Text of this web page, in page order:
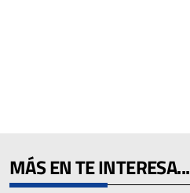
MÁS EN TE INTERESA...